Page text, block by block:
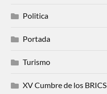
Politica
Portada
Turismo
XV Cumbre de los BRICS